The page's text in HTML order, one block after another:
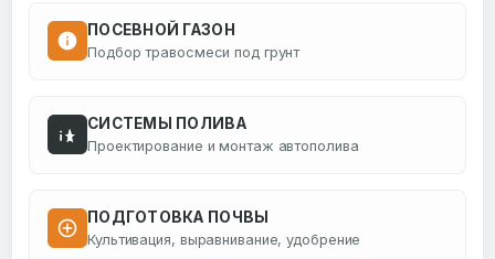
ПОСЕВНОЙ ГАЗОН
Подбор травосмеси под грунт
СИСТЕМЫ ПОЛИВА
Проектирование и монтаж автополива
ПОДГОТОВКА ПОЧВЫ
Культивация, выравнивание, удобрение